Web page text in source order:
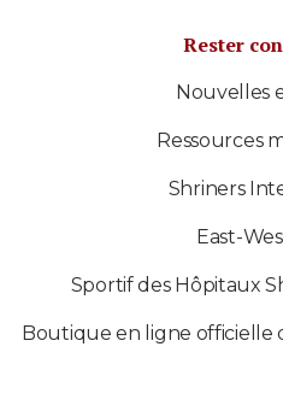
Rester
Nouvelles
Ressources
Shriners
East-
Sportif des Hôpitaux
Boutique en ligne officielle